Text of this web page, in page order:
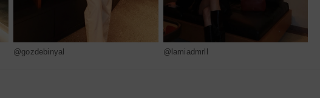
@gozdebinyal @lamiadmrll